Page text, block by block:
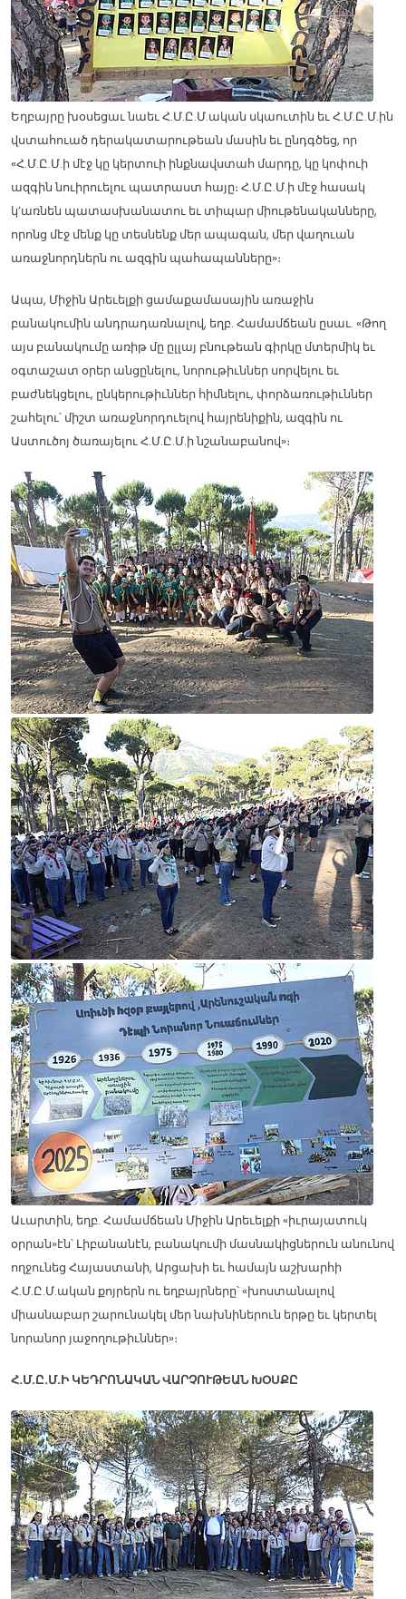
Եղբայրը խօսեցաւ նաեւ Հ.Մ.Ը.Մ.ական սկաուտին եւ Հ.Մ.Ը.Մ.ին
վստահուած դերակատարութեան մասին եւ ընդգծեց, որ
«Հ.Մ.Ը.Մ.ի մէջ կը կերտուի ինքնավստահ մարդը, կը կոփուի
ազգին նուիրուելու պատրաստ հայը։ Հ.Մ.Ը.Մ.ի մէջ հասակ
կ’առնեն պատասխանատու եւ տիպար միութենականները,
որոնց մէջ մենք կը տեսնենք մեր ապագան, մեր վաղուան
առաջնորդներն ու ազգին պահապանները»։
Ապա, Միջին Արեւելքի ցամաքամասային առաջին
բանակումին անդրադառնալով, եղբ. Համամճեան ըսաւ. «Թող
այս բանակումը առիթ մը ըլլայ բնութեան գիրկը մտերմիկ եւ
օգտաշատ օրեր անցընելու, նորութիւններ սորվելու եւ
բաժնեկցելու, ընկերութիւններ հիմնելու, փորձառութիւններ
շահելու՝ միշտ առաջնորդուելով հայրենիքին, ազգին ու
Աստուծոյ ծառայելու Հ.Մ.Ը.Մ.ի նշանաբանով»։
Աւարտին, եղբ. Համամճեան Միջին Արեւելքի «իւրայատուկ
օրրան»էն՝ Լիբանանէն, բանակումի մասնակիցներուն անունով
ողջունեց Հայաստանի, Արցախի եւ համայն աշխարհի
Հ.Մ.Ը.Մ.ական քոյրերն ու եղբայրները՝ «խոստանալով
միասնաբար շարունակել մեր նախնիներուն երթը եւ կերտել
նորանոր յաջողութիւններ»։
Հ.Մ.Ը.Մ.Ի ԿԵԴՐՈՆԱԿԱՆ ՎԱՐՉՈՒԹԵԱՆ ԽՕՍՔԸ